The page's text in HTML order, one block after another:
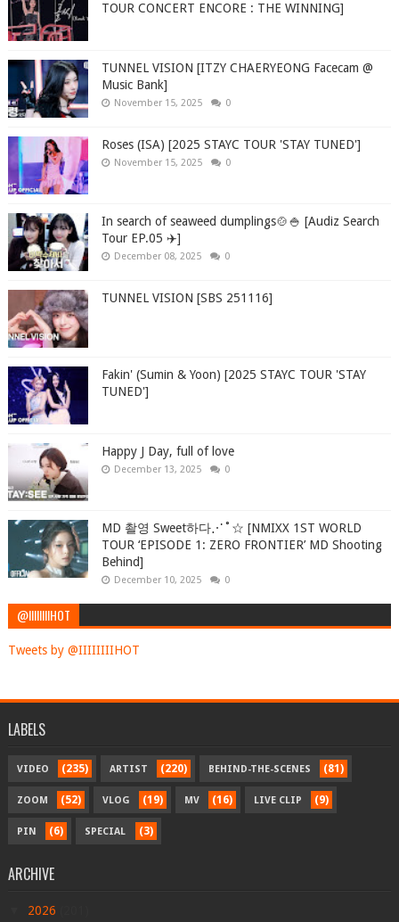
TOUR CONCERT ENCORE : THE WINNING]
TUNNEL VISION [ITZY CHAERYEONG Facecam @
Music Bank]
November 15, 2025 0
Roses (ISA) [2025 STAYC TOUR 'STAY TUNED']
November 15, 2025 0
In search of seaweed dumplings🍲🍚 [Audiz Search
Tour EP.05 ✈️]
December 08, 2025 0
TUNNEL VISION [SBS 251116]
Fakin' (Sumin & Yoon) [2025 STAYC TOUR 'STAY
TUNED']
Happy J Day, full of love
December 13, 2025 0
MD 촬영 Sweet하다⋰˚☆ [NMIXX 1ST WORLD
TOUR ‘EPISODE 1: ZERO FRONTIER’ MD Shooting
Behind]
December 10, 2025 0
@IIIIIIIIHOT
Tweets by @IIIIIIIIHOT
LABELS
VIDEO (235) ARTIST (220) BEHIND-THE-SCENES (81)
ZOOM (52) VLOG (19) MV (16) LIVE CLIP (9)
PIN (6) SPECIAL (3)
ARCHIVE
2026